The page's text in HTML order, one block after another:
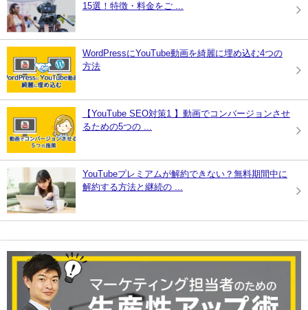
15選！特徴・料金をご ...
WordPressにYouTube動画を綺麗に埋め込む4つの
方法
【YouTube SEO対策1 】動画でコンバージョンさせ
るための5つの ...
YouTubeプレミアムが解約できない？無料期間中に
解約する方法と継続の ...